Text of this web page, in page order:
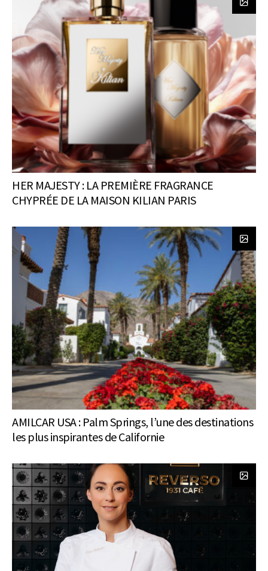
HER MAJESTY : LA PREMIÈRE FRAGRANCE
CHYPRÉE DE LA MAISON KILIAN PARIS
AMILCAR USA : Palm Springs, l’une des destinations
les plus inspirantes de Californie